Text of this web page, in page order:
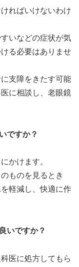
ればいけないわけ
いなどの症状が気
る必要はありませ
支障をきたす可能
に相談し、老眼鏡
ですか？
かけます。
ものを見るとき
軽減し、快適に作
いですか？
医に処方してもら